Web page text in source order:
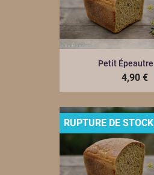
Petit Épeautre
4,90 €
RUPTURE DE STOCK